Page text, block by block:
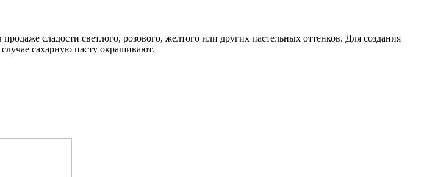
сладости светлого, розового, желтого или других пастельных оттенков. Для создания
сахарную пасту окрашивают.